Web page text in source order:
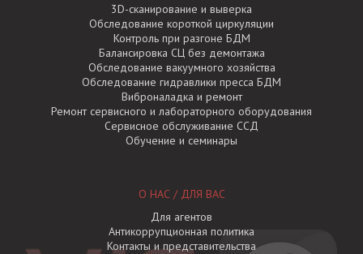
3D-сканирование и выверка
Обследование короткой циркуляции
Контроль при разгоне БДМ
Балансировка СЦ без демонтажа
Обследование вакуумного хозяйства
Обследование гидравлики пресса БДМ
Виброналадка и ремонт
Ремонт сервисного и лабораторного оборудования
Сервисное обслуживание ССД
Обучение и семинары
О НАС / ДЛЯ ВАС
Для агентов
Антикоррупционная политика
Контакты и представительства